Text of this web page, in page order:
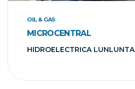
OIL & GAS
MICROCENTRAL
HIDROELECTRICA LUNLUNTA